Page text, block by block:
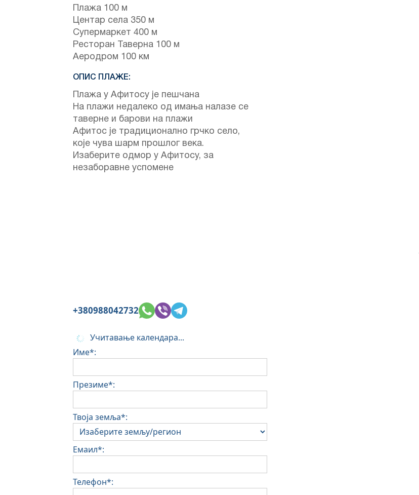
Плажа 100 м
Центар села 350 м
Супермаркет 400 м
Ресторан Таверна 100 м
Аеродром 100 км
ОПИС ПЛАЖЕ:
Плажа у Афитосу је пешчана
На плажи недалеко од имања налазе се
таверне и барови на плажи
Афитос је традиционално грчко село,
које чува шарм прошлог века.
Изаберите одмор у Афитосу, за
незаборавне успомене
+380988042732
Учитавање календара...
Име*:
Презиме*:
Твоја земља*:
Емаил*:
Телефон*: